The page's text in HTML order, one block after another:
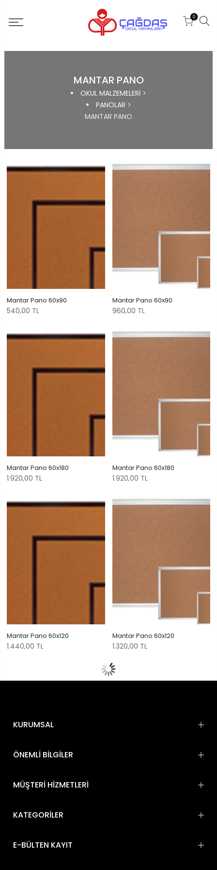
0
MANTAR PANO
OKUL MALZEMELERİ >
PANOLAR >
MANTAR PANO
Mantar Pano 60x90
540,00 TL
Mantar Pano 60x90
960,00 TL
Mantar Pano 60x180
1.920,00 TL
Mantar Pano 60x180
1.920,00 TL
Mantar Pano 60x120
1.440,00 TL
Mantar Pano 60x120
1.320,00 TL
KURUMSAL
ÖNEMLİ BİLGİLER
MÜŞTERİ HİZMETLERİ
KATEGORİLER
E-BÜLTEN KAYIT